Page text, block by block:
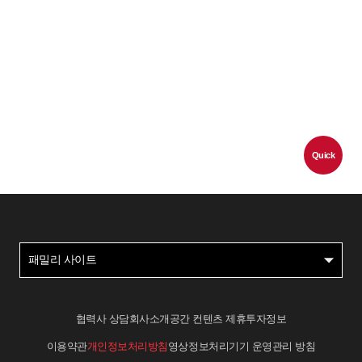
Quick
패밀리 사이트
협력사 상담회사소개 공간 컨텐츠 제휴투자정보
이용약관개인정보처리방침 영상정보처리기기 운영관리 방침